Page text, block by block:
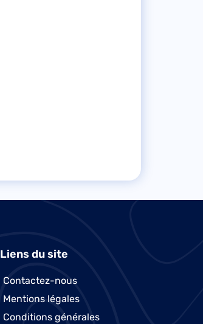
Liens du site
Contactez-nous
Mentions légales
Conditions générales